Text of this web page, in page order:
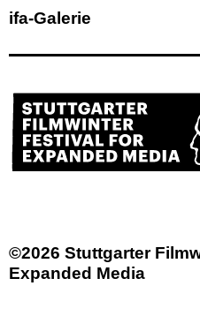
ifa-Galerie
©2026 Stuttgarter
Expanded Media